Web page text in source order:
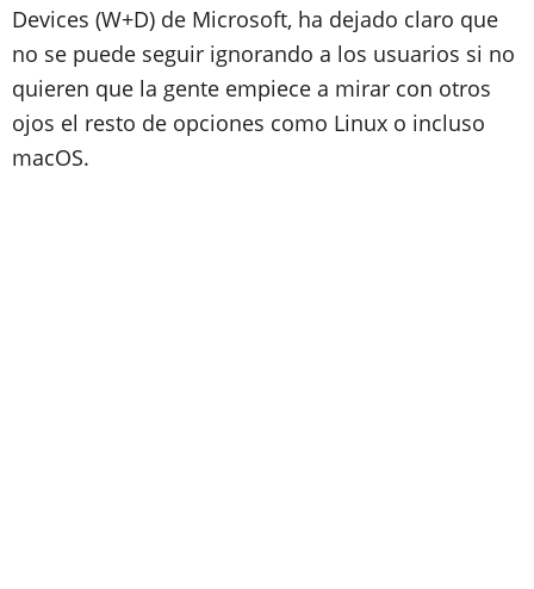
Devices (W+D) de Microsoft, ha dejado claro que
no se puede seguir ignorando a los usuarios si no
quieren que la gente empiece a mirar con otros
ojos el resto de opciones como Linux o incluso
macOS.